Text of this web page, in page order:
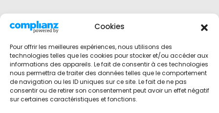
Cookies
Pour offrir les meilleures expériences, nous utilisons des
technologies telles que les cookies pour stocker et/ou accéder aux
informations des appareils. Le fait de consentir à ces technologies
nous permettra de traiter des données telles que le comportement
de navigation ou les ID uniques sur ce site. Le fait de ne pas
consentir ou de retirer son consentement peut avoir un effet négatif
sur certaines caractéristiques et fonctions.